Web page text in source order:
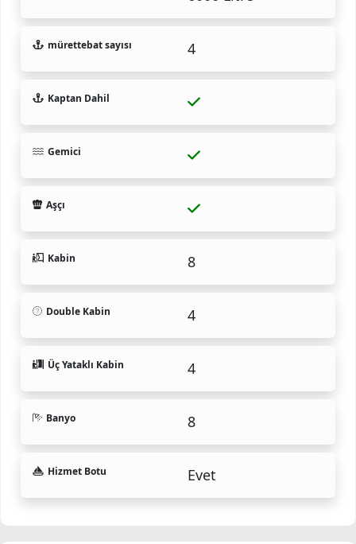
mürettebat sayısı 4
Kaptan Dahil
Gemici
Aşçı
Kabin 8
Double Kabin 4
Üç Yataklı Kabin 4
Banyo 8
Hizmet Botu Evet